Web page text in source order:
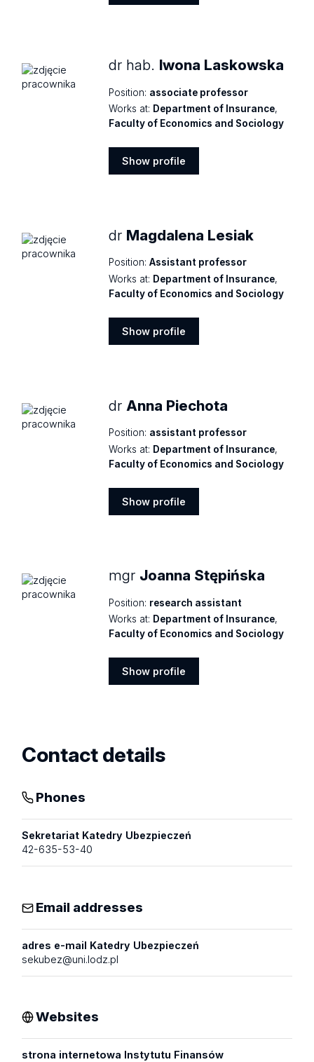
dr hab. Iwona Laskowska
Position: associate professor
Works at: Department of Insurance,
Faculty of Economics and Sociology
Show profile
dr Magdalena Lesiak
Position: Assistant professor
Works at: Department of Insurance,
Faculty of Economics and Sociology
Show profile
dr Anna Piechota
Position: assistant professor
Works at: Department of Insurance,
Faculty of Economics and Sociology
Show profile
mgr Joanna Stępińska
Position: research assistant
Works at: Department of Insurance,
Faculty of Economics and Sociology
Show profile
Contact details
Phones
Sekretariat Katedry Ubezpieczeń
42-635-53-40
Email addresses
adres e-mail Katedry Ubezpieczeń
sekubez@uni.lodz.pl
Websites
strona internetowa Instytutu Finansów